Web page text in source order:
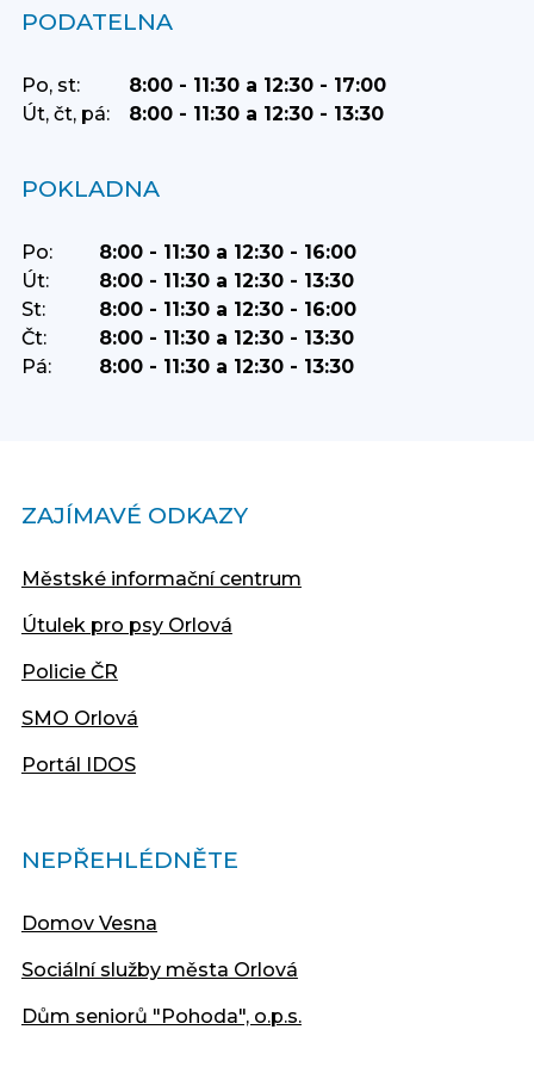
PODATELNA
Po, st:
8:00 - 11:30 a 12:30 - 17:00
Út, čt, pá:
8:00 - 11:30 a 12:30 - 13:30
POKLADNA
Po:
8:00 - 11:30 a 12:30 - 16:00
Út:
8:00 - 11:30 a 12:30 - 13:30
St:
8:00 - 11:30 a 12:30 - 16:00
Čt:
8:00 - 11:30 a 12:30 - 13:30
Pá:
8:00 - 11:30 a 12:30 - 13:30
ZAJÍMAVÉ ODKAZY
Městské informační centrum
Útulek pro psy Orlová
Policie ČR
SMO Orlová
Portál IDOS
NEPŘEHLÉDNĚTE
Domov Vesna
Sociální služby města Orlová
Dům seniorů "Pohoda", o.p.s.